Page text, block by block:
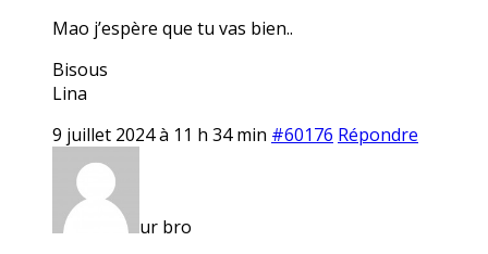
Mao j’espère que tu vas bien..
Bisous
Lina
9 juillet 2024 à 11 h 34 min #60176 Répondre
ur bro